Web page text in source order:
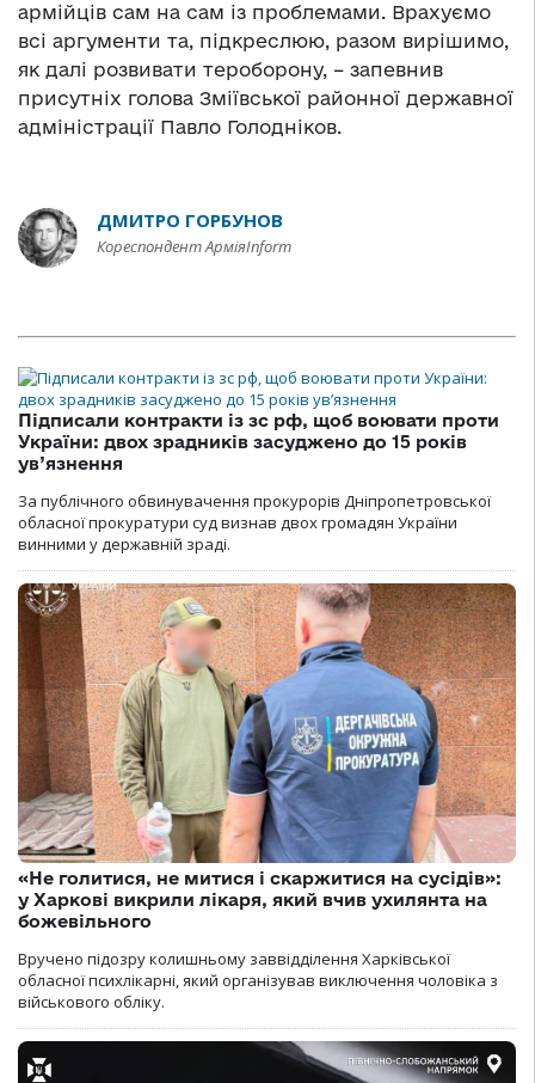
армійців сам на сам із проблемами. Врахуємо
всі аргументи та, підкреслюю, разом вирішимо,
як далі розвивати тероборону, – запевнив
присутніх голова Зміївської районної державної
адміністрації Павло Голодніков.
ДМИТРО ГОРБУНОВ
Кореспондент АрміяInform
Підписали контракти із зс рф, щоб воювати проти
України: двох зрадників засуджено до 15 років
ув’язнення
За публічного обвинувачення прокурорів Дніпропетровської
обласної прокуратури суд визнав двох громадян України
винними у державній зраді.
«Не голитися, не митися і скаржитися на сусідів»:
у Харкові викрили лікаря, який вчив ухилянта на
божевільного
Вручено підозру колишньому заввідділення Харківської
обласної психлікарні, який організував виключення чоловіка з
військового обліку.